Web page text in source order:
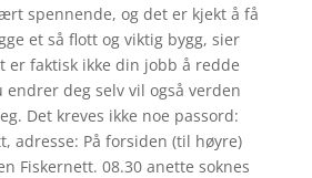
spennende, og det er kjekt å få
et så flott og viktig bygg, sier
er faktisk ikke din jobb å redde
deg selv vil også verden
Det kreves ikke noe passord:
adresse: På forsiden (til høyre)
Fiskernett. 08.30 anette soknes